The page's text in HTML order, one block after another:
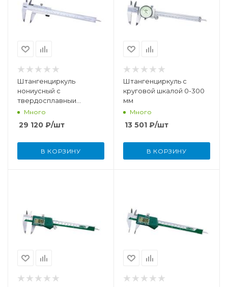
Штангенциркуль
нониусный с
твердосплавныи
губками 0-300 мм (0,05
Много
29 120 ₽/шт
В КОРЗИНУ
Штангенциркуль c
круговой шкалой 0-300
мм
Много
13 501 ₽/шт
В КОРЗИНУ